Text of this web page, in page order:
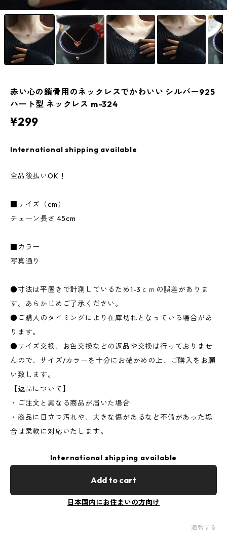
赤い心の鎖骨用のネックレスでかわいい シルバー925
ハート型 ネックレス m-324
¥299
International shipping available
全品後払いOK！
■サイズ（cm）
チェーン長さ 45cm
■カラー
写真通り
●寸法は平置きで計測しているため1-3ｃｍの誤差がありま
す。あらかじめご了承ください。
●ご購入のタイミングにより在庫切れとなっている場合があ
ります。
●サイズ交換、お色交換などの返品や交換は行っておりませ
んので、サイズ/カラーを十分にお確かめの上、ご購入をお願
い致します。
【返品について】
・ご注文と異なる商品が届いた場合
・商品に目立つ汚れや、大きな傷があるなど不備があった場
合は柔軟に対応いたします。
International shipping available
Add to cart
日本国内にお住まいの方向け
通報する